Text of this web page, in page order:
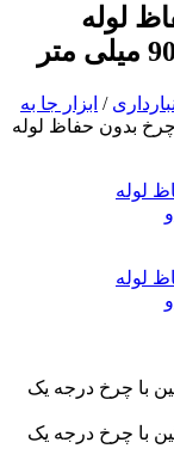
لوله
/ ابزار جا به
بدون حفاظ لوله